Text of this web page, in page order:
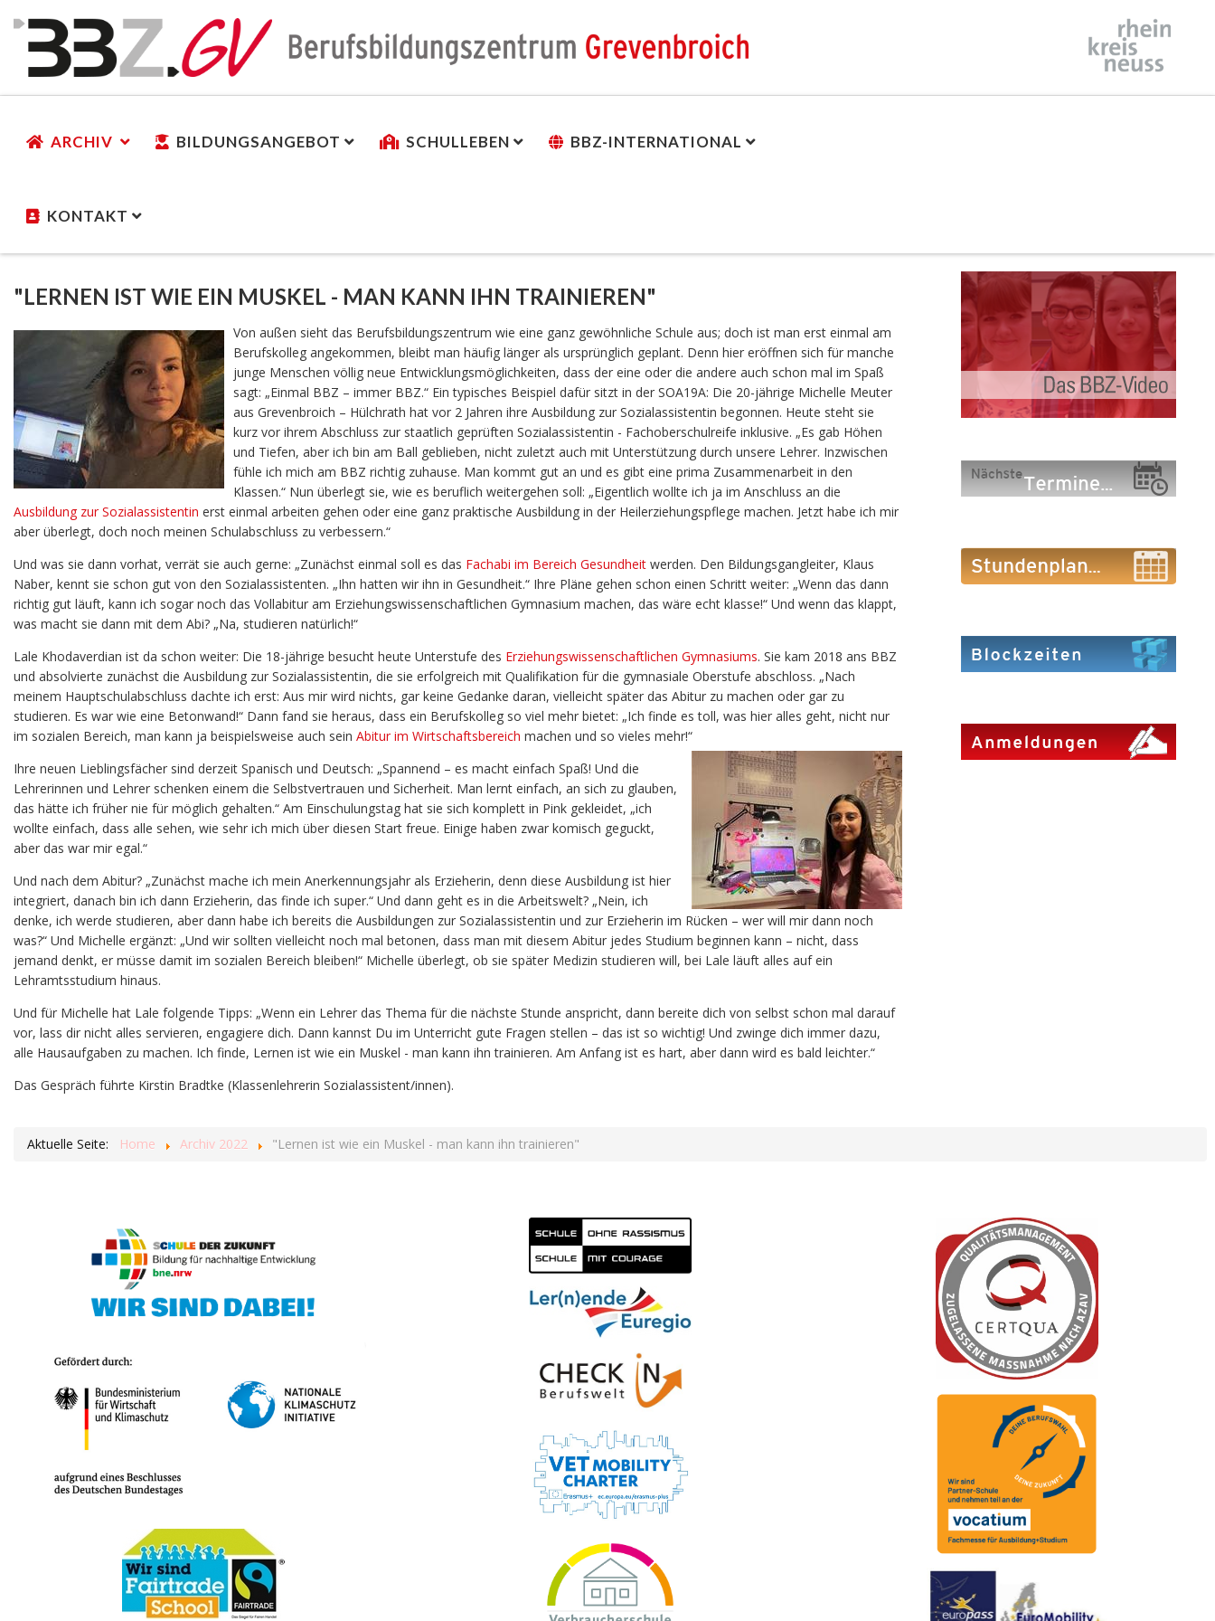
ARCHIV BILDUNGSANGEBOT SCHULLEBEN BBZ-INTERNATIONAL
KONTAKT
"LERNEN IST WIE EIN MUSKEL - MAN KANN IHN TRAINIEREN"
Von außen sieht das Berufsbildungszentrum wie eine ganz gewöhnliche Schule aus; doch ist man erst einmal am
Berufskolleg angekommen, bleibt man häufig länger als ursprünglich geplant. Denn hier eröffnen sich für manche
junge Menschen völlig neue Entwicklungsmöglichkeiten, dass der eine oder die andere auch schon mal im Spaß
sagt: „Einmal BBZ – immer BBZ.“ Ein typisches Beispiel dafür sitzt in der SOA19A: Die 20-jährige Michelle Meuter
aus Grevenbroich – Hülchrath hat vor 2 Jahren ihre Ausbildung zur Sozialassistentin begonnen. Heute steht sie
kurz vor ihrem Abschluss zur staatlich geprüften Sozialassistentin - Fachoberschulreife inklusive. „Es gab Höhen
und Tiefen, aber ich bin am Ball geblieben, nicht zuletzt auch mit Unterstützung durch unsere Lehrer. Inzwischen
fühle ich mich am BBZ richtig zuhause. Man kommt gut an und es gibt eine prima Zusammenarbeit in den
Klassen.“ Nun überlegt sie, wie es beruflich weitergehen soll: „Eigentlich wollte ich ja im Anschluss an die
Ausbildung zur Sozialassistentin erst einmal arbeiten gehen oder eine ganz praktische Ausbildung in der Heilerziehungspflege machen. Jetzt habe ich mir
aber überlegt, doch noch meinen Schulabschluss zu verbessern.“
Und was sie dann vorhat, verrät sie auch gerne: „Zunächst einmal soll es das Fachabi im Bereich Gesundheit werden. Den Bildungsgangleiter, Klaus
Naber, kennt sie schon gut von den Sozialassistenten. „Ihn hatten wir ihn in Gesundheit.“ Ihre Pläne gehen schon einen Schritt weiter: „Wenn das dann
richtig gut läuft, kann ich sogar noch das Vollabitur am Erziehungswissenschaftlichen Gymnasium machen, das wäre echt klasse!“ Und wenn das klappt,
was macht sie dann mit dem Abi? „Na, studieren natürlich!“
Lale Khodaverdian ist da schon weiter: Die 18-jährige besucht heute Unterstufe des Erziehungswissenschaftlichen Gymnasiums. Sie kam 2018 ans BBZ
und absolvierte zunächst die Ausbildung zur Sozialassistentin, die sie erfolgreich mit Qualifikation für die gymnasiale Oberstufe abschloss. „Nach
meinem Hauptschulabschluss dachte ich erst: Aus mir wird nichts, gar keine Gedanke daran, vielleicht später das Abitur zu machen oder gar zu
studieren. Es war wie eine Betonwand!“ Dann fand sie heraus, dass ein Berufskolleg so viel mehr bietet: „Ich finde es toll, was hier alles geht, nicht nur
im sozialen Bereich, man kann ja beispielsweise auch sein Abitur im Wirtschaftsbereich machen und so vieles mehr!“
Ihre neuen Lieblingsfächer sind derzeit Spanisch und Deutsch: „Spannend – es macht einfach Spaß! Und die
Lehrerinnen und Lehrer schenken einem die Selbstvertrauen und Sicherheit. Man lernt einfach, an sich zu glauben,
das hätte ich früher nie für möglich gehalten.“ Am Einschulungstag hat sie sich komplett in Pink gekleidet, „ich
wollte einfach, dass alle sehen, wie sehr ich mich über diesen Start freue. Einige haben zwar komisch geguckt,
aber das war mir egal.“
Und nach dem Abitur? „Zunächst mache ich mein Anerkennungsjahr als Erzieherin, denn diese Ausbildung ist hier
integriert, danach bin ich dann Erzieherin, das finde ich super.“ Und dann geht es in die Arbeitswelt? „Nein, ich
denke, ich werde studieren, aber dann habe ich bereits die Ausbildungen zur Sozialassistentin und zur Erzieherin im Rücken – wer will mir dann noch
was?“ Und Michelle ergänzt: „Und wir sollten vielleicht noch mal betonen, dass man mit diesem Abitur jedes Studium beginnen kann – nicht, dass
jemand denkt, er müsse damit im sozialen Bereich bleiben!“ Michelle überlegt, ob sie später Medizin studieren will, bei Lale läuft alles auf ein
Lehramtsstudium hinaus.
Und für Michelle hat Lale folgende Tipps: „Wenn ein Lehrer das Thema für die nächste Stunde anspricht, dann bereite dich von selbst schon mal darauf
vor, lass dir nicht alles servieren, engagiere dich. Dann kannst Du im Unterricht gute Fragen stellen – das ist so wichtig! Und zwinge dich immer dazu,
alle Hausaufgaben zu machen. Ich finde, Lernen ist wie ein Muskel - man kann ihn trainieren. Am Anfang ist es hart, aber dann wird es bald leichter.“
Das Gespräch führte Kirstin Bradtke (Klassenlehrerin Sozialassistent/innen).
Aktuelle Seite: Home Archiv 2022 "Lernen ist wie ein Muskel - man kann ihn trainieren"